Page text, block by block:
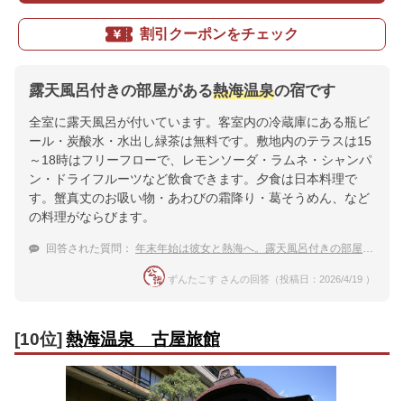
割引クーポンをチェック
露天風呂付きの部屋がある熱海温泉の宿です
全室に露天風呂が付いています。客室内の冷蔵庫にある瓶ビ
ール・炭酸水・水出し緑茶は無料です。敷地内のテラスは15
～18時はフリーフローで、レモンソーダ・ラムネ・シャンパ
ン・ドライフルーツなど飲食できます。夕食は日本料理で
す。蟹真丈のお吸い物・あわびの霜降り・葛そうめん、など
の料理がならびます。
回答された質問： 年末年始は彼女と熱海へ。露天風呂付きの部屋がある温泉宿は？
ずんたこす さんの回答（投稿日：2026/4/19 ）
[10位] 熱海温泉 古屋旅館